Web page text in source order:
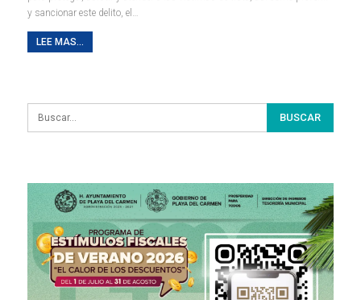
y sancionar este delito, el …
LEE MAS...